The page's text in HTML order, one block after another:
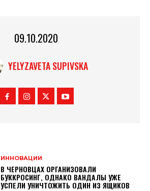
09.10.2020
YELYZAVETA SUPIVSKA
ИННОВАЦИИ
В ЧЕРНОВЦАХ ОРГАНИЗОВАЛИ
БУККРОСИНГ, ОДНАКО ВАНДАЛЫ УЖЕ
УСПЕЛИ УНИЧТОЖИТЬ ОДИН ИЗ ЯЩИКОВ